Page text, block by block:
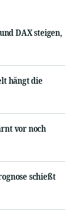
DAX steigen,
hängt die
vor noch
schießt